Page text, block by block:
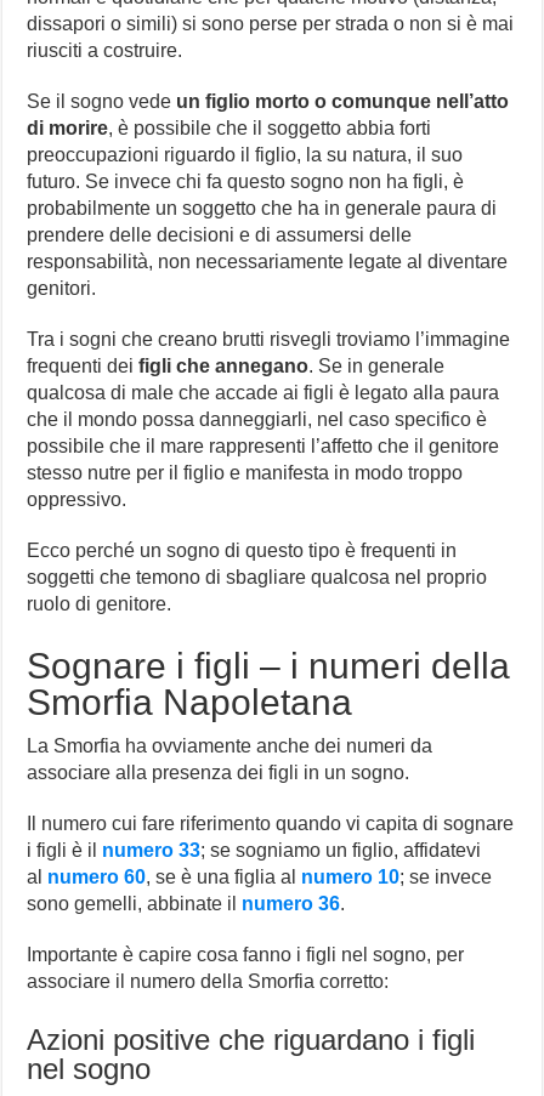
dissapori o simili) si sono perse per strada o non si è mai
riusciti a costruire.
Se il sogno vede un figlio morto o comunque nell’atto
di morire, è possibile che il soggetto abbia forti
preoccupazioni riguardo il figlio, la su natura, il suo
futuro. Se invece chi fa questo sogno non ha figli, è
probabilmente un soggetto che ha in generale paura di
prendere delle decisioni e di assumersi delle
responsabilità, non necessariamente legate al diventare
genitori.
Tra i sogni che creano brutti risvegli troviamo l’immagine
frequenti deifigli che annegano. Se in generale
qualcosa di male che accade ai figli è legato alla paura
che il mondo possa danneggiarli, nel caso specifico è
possibile che il mare rappresenti l’affetto che il genitore
stesso nutre per il figlio e manifesta in modo troppo
oppressivo.
Ecco perché un sogno di questo tipo è frequenti in
soggetti che temono di sbagliare qualcosa nel proprio
ruolo di genitore.
Sognare i figli – i numeri della
Smorfia Napoletana
La Smorfia ha ovviamente anche dei numeri da
associare alla presenza dei figli in un sogno.
Il numero cui fare riferimento quando vi capita di sognare
i figli è il numero 33; se sogniamo un figlio, affidatevi
al numero 60, se è una figlia al numero 10; se invece
sono gemelli, abbinate il numero 36.
Importante è capire cosa fanno i figli nel sogno, per
associare il numero della Smorfia corretto:
Azioni positive che riguardano i figli
nel sogno